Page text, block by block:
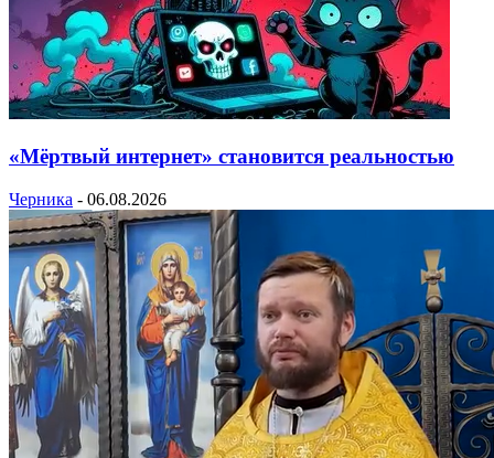
«Мёртвый интернет» становится реальностью
Черника - 06.08.2026